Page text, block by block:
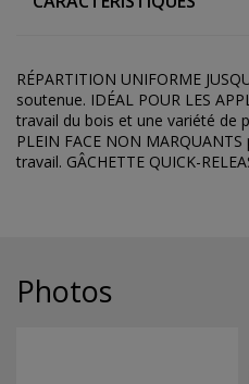
RÉPARTITION UNIFORME
soutenue. IDÉAL POUR LES
travail du bois et une variété de
PLEIN FACE NON
travail. GÂCHETTE QUICK-
Photos